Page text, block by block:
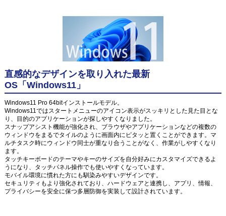
直感的なデザインを取り入れた最新
OS「Windows11」
Windows11 Pro 64bitインストールモデル。
Windows11ではスタートメニューのアイコン表示がスッキリとした見た目とな
り、目的のアプリケーションが探しやすくなりました。
スナップアシスト機能が強化され、ブラウザやアプリケーションなどの複数の
ウィンドウをまるでタイルのように画面内にピタッと置くことができます。マ
ルチタスク時にウィンドウ同士が重なり合うことがなく、作業がしやすくなり
ます。
タッチキーボードのテーマやキーのサイズを自分好みにカスタマイズできるよ
うになり、タッチパネル操作でも使いやすくなっています。
モバイル環境に慣れた方にも馴染みやすいデザインです。
セキュリティもより強化されており、ハードウェアと連携し、アプリ、情報、
プライバシーを安全に保つ多層防御を実装して設計されています。